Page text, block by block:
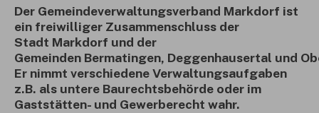
Der Gemeindeverwaltungsverband Markdorf ist
ein freiwilliger Zusammenschluss der
Stadt Markdorf und der
Gemeinden Bermatingen, Deggenhausertal und
Er nimmt verschiedene Verwaltungsaufgaben
z.B. als untere Baurechtsbehörde oder im
Gaststätten- und Gewerberecht wahr.